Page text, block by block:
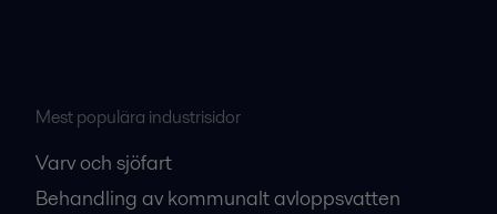
Mest populära industrisidor
Varv och sjöfart
Behandling av kommunalt avloppsvatten